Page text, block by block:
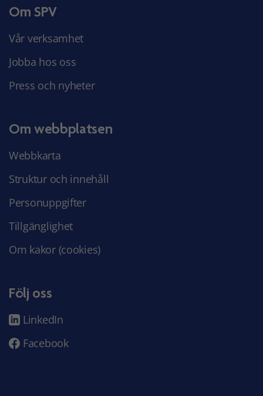
Om SPV
Vår verksamhet
Jobba hos oss
Press och nyheter
Om webbplatsen
Webbkarta
Struktur och innehåll
Personuppgifter
Tillgänglighet
Om kakor (cookies)
Följ oss
LinkedIn
Facebook